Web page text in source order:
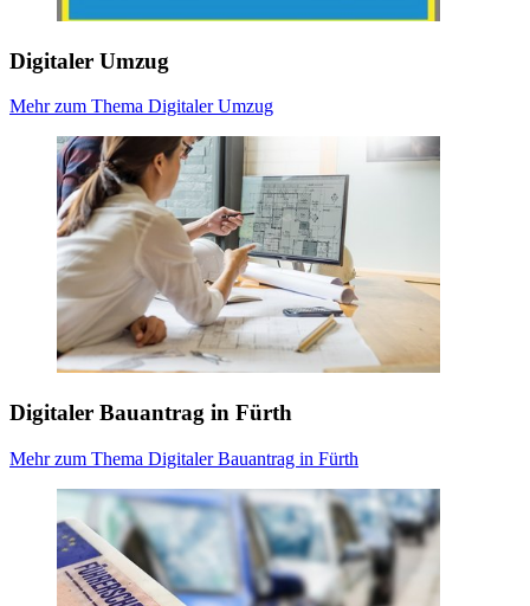
Digitaler Umzug
Mehr zum Thema Digitaler Umzug
Digitaler Bauantrag in Fürth
Mehr zum Thema Digitaler Bauantrag in Fürth